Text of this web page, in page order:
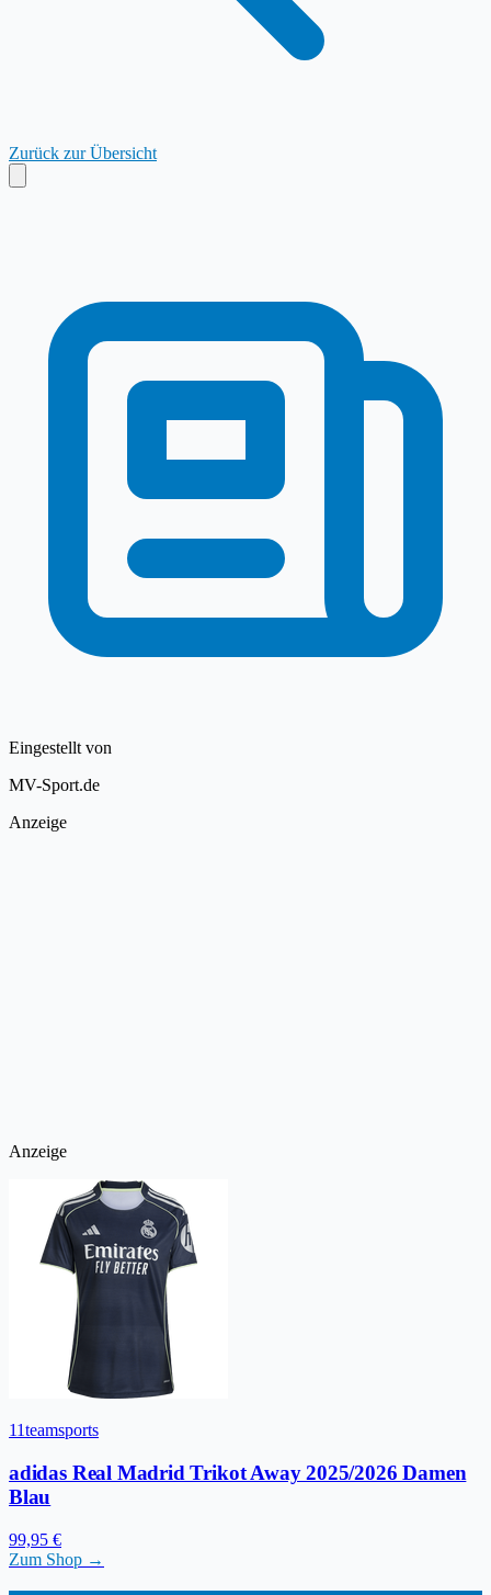
Zurück zur Übersicht
Eingestellt von
MV-Sport.de
Anzeige
Anzeige
11teamsports
adidas Real Madrid Trikot Away 2025/2026 Damen
Blau
99,95 €
Zum Shop →